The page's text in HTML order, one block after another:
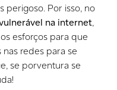
perigoso. Por isso, no
na internet,
esforços para que
redes para se
se porventura se